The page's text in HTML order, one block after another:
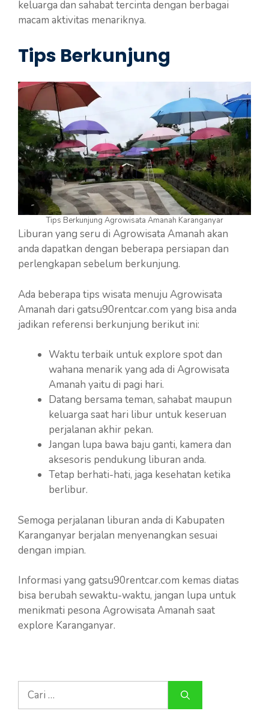
keluarga dan sahabat tercinta dengan berbagai
macam aktivitas menariknya.
Tips Berkunjung
Tips Berkunjung Agrowisata Amanah Karanganyar
Liburan yang seru di Agrowisata Amanah akan
anda dapatkan dengan beberapa persiapan dan
perlengkapan sebelum berkunjung.
Ada beberapa tips wisata menuju Agrowisata
Amanah dari gatsu90rentcar.com yang bisa anda
jadikan referensi berkunjung berikut ini:
Waktu terbaik untuk explore spot dan
wahana menarik yang ada di Agrowisata
Amanah yaitu di pagi hari.
Datang bersama teman, sahabat maupun
keluarga saat hari libur untuk keseruan
perjalanan akhir pekan.
Jangan lupa bawa baju ganti, kamera dan
aksesoris pendukung liburan anda.
Tetap berhati-hati, jaga kesehatan ketika
berlibur.
Semoga perjalanan liburan anda di Kabupaten
Karanganyar berjalan menyenangkan sesuai
dengan impian.
Informasi yang gatsu90rentcar.com kemas diatas
bisa berubah sewaktu-waktu, jangan lupa untuk
menikmati pesona Agrowisata Amanah saat
explore Karanganyar.
Cari
untuk: